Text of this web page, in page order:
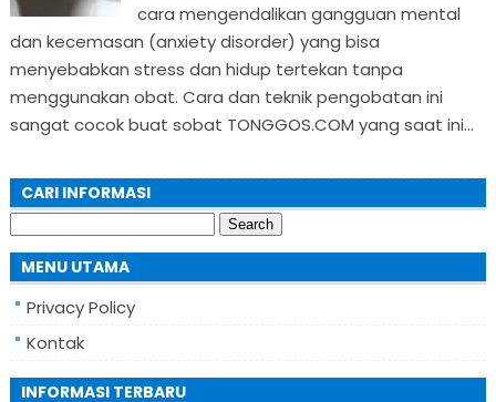
cara mengendalikan gangguan mental
dan kecemasan (anxiety disorder) yang bisa
menyebabkan stress dan hidup tertekan tanpa
menggunakan obat. Cara dan teknik pengobatan ini
sangat cocok buat sobat TONGGOS.COM yang saat ini...
CARI INFORMASI
for:
MENU UTAMA
Privacy Policy
Kontak
INFORMASI TERBARU